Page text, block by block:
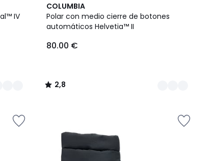
IV
COLUMBIA
Polar con medio cierre de botones
automáticos Helvetia™ II
80.00 €
2,8
/ 5
2
Colores
2,8
/